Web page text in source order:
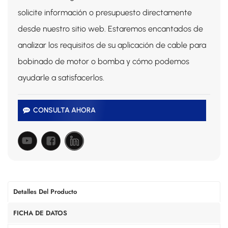
solicite información o presupuesto directamente
desde nuestro sitio web. Estaremos encantados de
analizar los requisitos de su aplicación de cable para
bobinado de motor o bomba y cómo podemos
ayudarle a satisfacerlos.
CONSULTA AHORA
Detalles Del Producto
FICHA DE DATOS